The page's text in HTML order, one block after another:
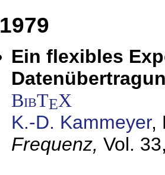
1979
Ein flexibles
BibTEX
K.-D. Kammeyer,
Frequenz, Vol.